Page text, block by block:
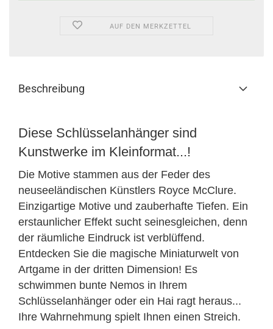
AUF DEN MERKZETTEL
Beschreibung
Diese Schlüsselanhänger sind
Kunstwerke im Kleinformat...!
Die Motive stammen aus der Feder des
neuseeländischen Künstlers Royce McClure.
Einzigartige Motive und zauberhafte Tiefen. Ein
erstaunlicher Effekt sucht seinesgleichen, denn
der räumliche Eindruck ist verblüffend.
Entdecken Sie die magische Miniaturwelt von
Artgame in der dritten Dimension! Es
schwimmen bunte Nemos in Ihrem
Schlüsselanhänger oder ein Hai ragt heraus...
Ihre Wahrnehmung spielt Ihnen einen Streich.